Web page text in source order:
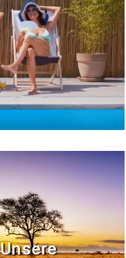
Unsere